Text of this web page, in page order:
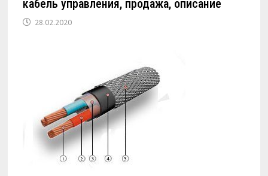
кабель управления, продажа, описание
28.02.2020